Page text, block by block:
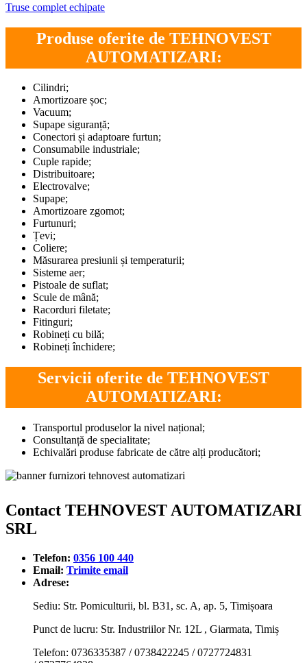
Truse complet echipate
Produse oferite de TEHNOVEST
AUTOMATIZARI:
Cilindri;
Amortizoare șoc;
Vacuum;
Supape siguranță;
Conectori și adaptoare furtun;
Consumabile industriale;
Cuple rapide;
Distribuitoare;
Electrovalve;
Supape;
Amortizoare zgomot;
Furtunuri;
Țevi;
Coliere;
Măsurarea presiunii și temperaturii;
Sisteme aer;
Pistoale de suflat;
Scule de mână;
Racorduri filetate;
Fitinguri;
Robineți cu bilă;
Robineți închidere;
Servicii oferite de TEHNOVEST
AUTOMATIZARI:
Transportul produselor la nivel național;
Consultanță de specialitate;
Echivalări produse fabricate de către alți producători;
Contact TEHNOVEST AUTOMATIZARI
SRL
Telefon: 0356 100 440
Email: Trimite email
Adrese:
Sediu: Str. Pomiculturii, bl. B31, sc. A, ap. 5, Timișoara
Punct de lucru: Str. Industriilor Nr. 12L , Giarmata, Timiș
Telefon: 0736335387 / 0738422245 / 0727724831